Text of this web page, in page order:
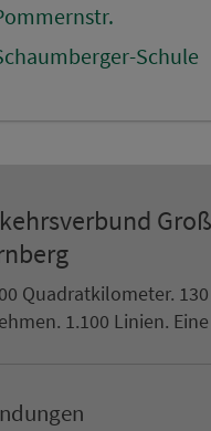
Schule
Qua­drat­ki­lo­me­ter.
1.100 Linien.